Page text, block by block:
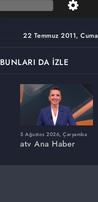
22 Temmuz 2011, Cuma
BUNLARI DA İZLE
5 Ağustos 2026, Çarşamba
atv Ana Haber